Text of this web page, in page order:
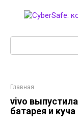
Главная
vivo
батарея и